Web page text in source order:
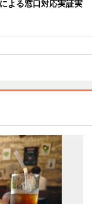
よる窓口対応実証実